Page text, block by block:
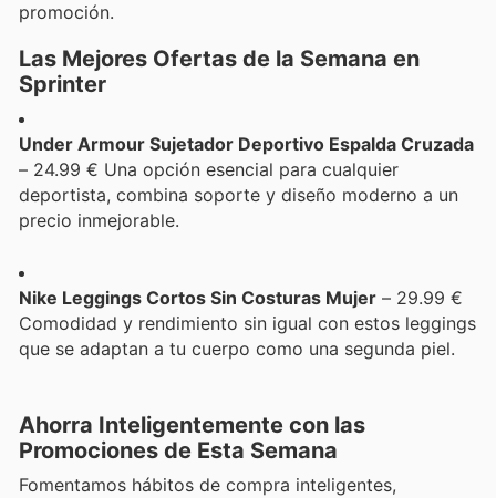
promoción.
Las Mejores Ofertas de la Semana en
Sprinter
Under Armour Sujetador Deportivo Espalda Cruzada
– 24.99 € Una opción esencial para cualquier
deportista, combina soporte y diseño moderno a un
precio inmejorable.
Nike Leggings Cortos Sin Costuras Mujer – 29.99 €
Comodidad y rendimiento sin igual con estos leggings
que se adaptan a tu cuerpo como una segunda piel.
Ahorra Inteligentemente con las
Promociones de Esta Semana
Fomentamos hábitos de compra inteligentes,